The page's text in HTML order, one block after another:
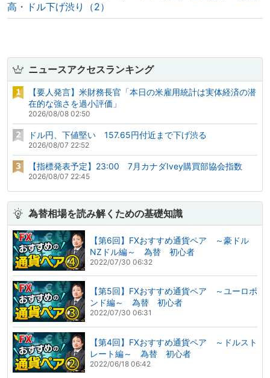
高・ドル下げ渋り（2）
ニュースアクセスランキング
【要人発言】米財務長官「本日の米雇用統計は実体経済の潜
在的な強さを過小評価」
2026/08/08 02:50
ドル円、下値堅い 157.65円付近まで下げ渋る
2026/08/07 22:52
【指標発表予定】23:00 7月カナダIvey購買部協会指数
2026/08/07 22:45
為替相場を読み解くための基礎知識
【第6回】FXおすすめ通貨ペア ～豪ドル
NZドル編～ 為替 初心者
2022/07/30 06:32
【第5回】FXおすすめ通貨ペア ～ユーロポ
ンド編～ 為替 初心者
2022/07/30 06:31
【第4回】FXおすすめ通貨ペア ～ドルスト
レート編～ 為替 初心者
2022/06/18 06:42